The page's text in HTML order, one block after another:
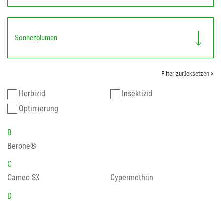
Sonnenblumen
Filter zurücksetzen ×
Herbizid
Insektizid
Optimierung
B
Berone®
C
Cameo SX
Cypermethrin
D